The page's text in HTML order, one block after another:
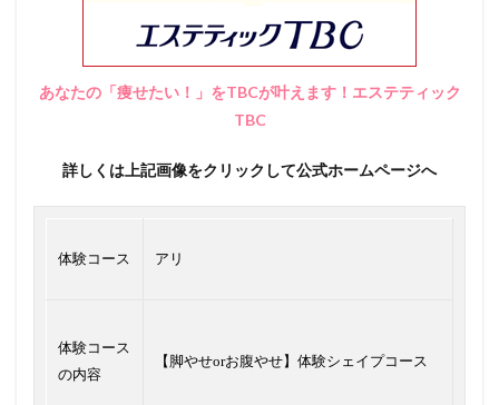
あなたの「痩せたい！」をTBCが叶えます！エステティック
TBC
詳しくは上記画像をクリックして公式ホームページへ
体験コース アリ
体験コース
の内容
【脚やせorお腹やせ】体験シェイプコース